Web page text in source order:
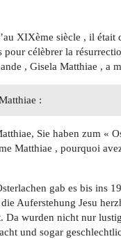
XIXème siècle , il était
pour célèbrer la
, Gisela Matthiae , a
:
Sie haben zum «
Matthiae , pourquoi
gab es bis ins
Auferstehung Jesu
Da wurden nicht nur
und sogar